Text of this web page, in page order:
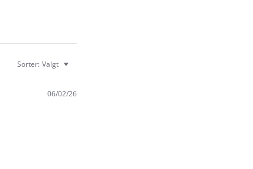
Sorter: Valgt
06/02/26